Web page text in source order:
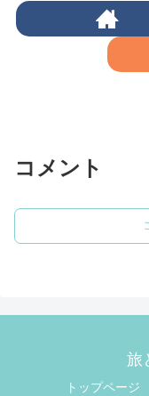
コメント
旅
トップページ